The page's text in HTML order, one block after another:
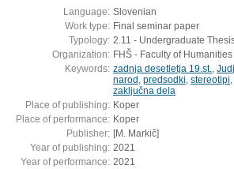
Language: Slovenian
Work type: Final seminar paper
Typology: 2.11 - Undergraduate
Organization: FHŠ - Faculty of Humanities
Keywords: zadnja desetletja 19.st.
narod predsodki stereotipi
zaključna dela
Place of publishing: Koper
Place of performance: Koper
Publisher: [M. Markič]
Year of publishing: 2021
Year of performance: 2021